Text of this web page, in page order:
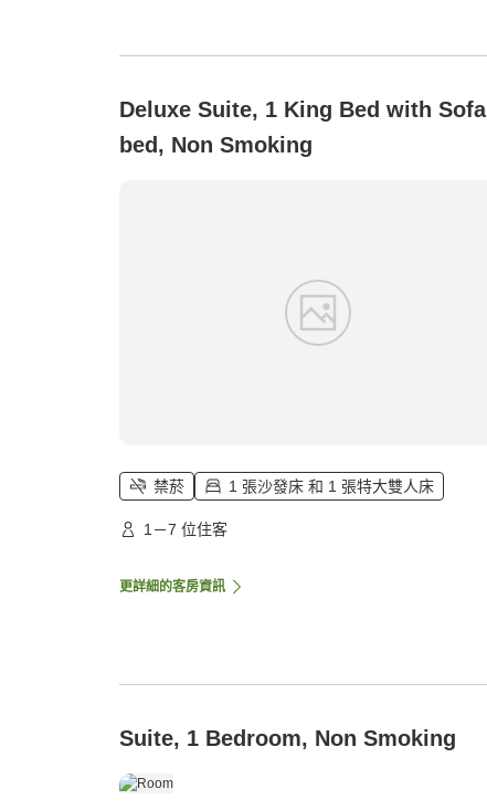
Deluxe Suite, 1 King Bed with Sofa
bed, Non Smoking
禁菸 1 張沙發床 和 1 張特大雙人床
1－7 位住客
更詳細的客房資訊
Suite, 1 Bedroom, Non Smoking